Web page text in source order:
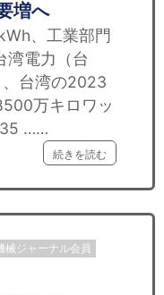
増へ
、工業部門
電力（台
台湾の2023
万キロワッ
……
続きを読む
械ジャーナル会員